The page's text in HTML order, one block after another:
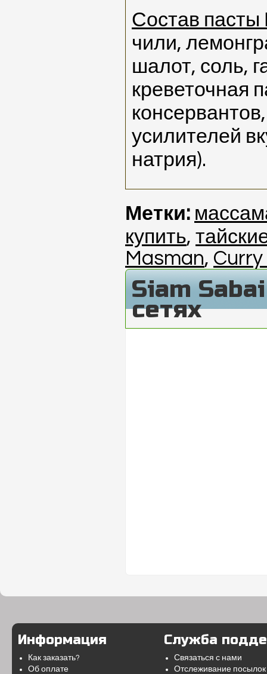
Состав
чили,
шалот, соль,
креветочная
усилителей
натрия).
Метки:
купить,
Masman,
Siam
сетях
Информация
Как заказать?
Об оплате
Служба
Связаться с нами
Отслеживание посылок